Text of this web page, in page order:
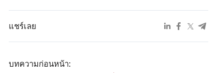
แชร์เลย
บทความก่อนหน้า: